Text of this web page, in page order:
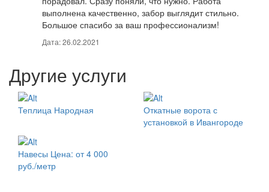
выполнена качественно, забор выглядит стильно.
Большое спасибо за ваш профессионализм!
Дата: 26.02.2021
Другие услуги
Теплица Народная
Откатные ворота с
установкой в Ивангороде
Навесы Цена: от 4 000
руб./метр